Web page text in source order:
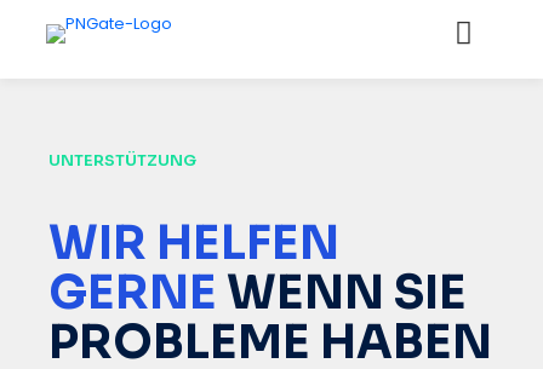
UNTERSTÜTZUNG
WIR HELFEN
GERNE WENN SIE
PROBLEME HABEN